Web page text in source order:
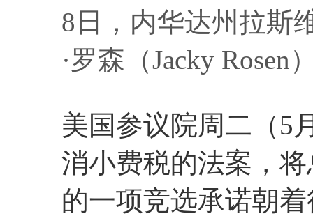
8日，内华达州拉斯
·罗森（Jacky
美国参议院周二（5
消小费税的法案，
的一项竞选承诺朝